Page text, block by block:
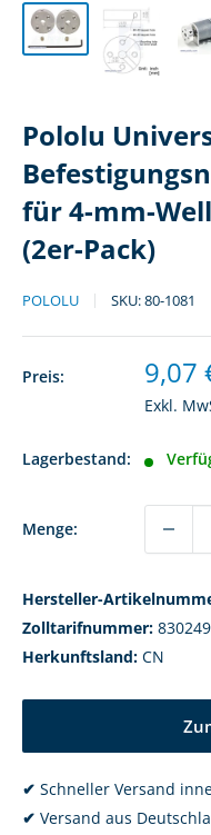
Pololu
für 4-mm-
(2er-Pack)
POLOLU SKU:80-1081
Preis: 9,07
Exkl.
Lagerbestand:
Menge:
Hersteller-
Zolltarifnummer:
Herkunftsland: CN
✔ Schneller Versand
✔ Versand aus